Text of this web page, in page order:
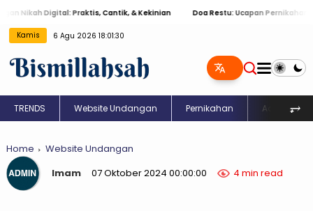
Digital: Praktis, Cantik, & Kekinian Doa Restu: Ucapan Pernikahan Islami
Kamis 6 Agu 2026 18:01:31
TRENDS Website Undangan Pernikahan Aqiqah⥅
Home
Website Undangan
Imam
07 Oktober 2024 00:00:00 4 min read